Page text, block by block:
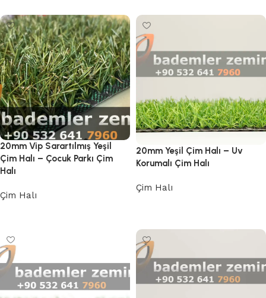
20mm Vip Sarartılmış Yeşil
Çim Halı – Çocuk Parkı Çim
Halı
Çim Halı
20mm Yeşil Çim Halı – Uv
Korumalı Çim Halı
Çim Halı